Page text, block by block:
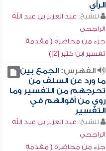
الرأي
للشيخ: عبد العزيز بن عبد الله
الراجحي
جزء من محاضرة ( مقدمة
تفسير ابن كثير [2])
الفهرس:الجمع بين
ما ورد عن السلف من
تحرجهم من التفسير وما
روي من أقوالهم في
التفسير
للشيخ: عبد العزيز بن عبد الله
الراجحي
جزء من محاضرة ( مقدمة